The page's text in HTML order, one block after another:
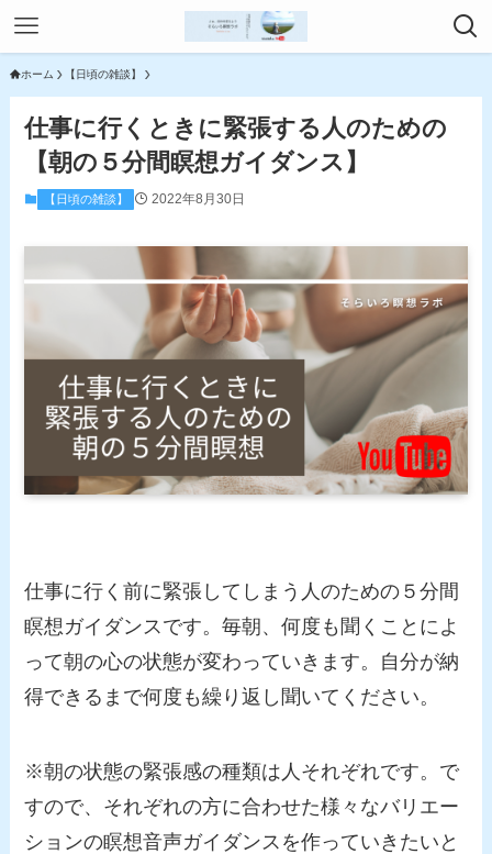
ホーム 【日頃の雑談】
仕事に行くときに緊張する人のための
【朝の５分間瞑想ガイダンス】
【日頃の雑談】 2022年8月30日
仕事に行く前に緊張してしまう人のための５分間
瞑想ガイダンスです。毎朝、何度も聞くことによ
って朝の心の状態が変わっていきます。自分が納
得できるまで何度も繰り返し聞いてください。
※朝の状態の緊張感の種類は人それぞれです。で
すので、それぞれの方に合わせた様々なバリエー
ションの瞑想音声ガイダンスを作っていきたいと